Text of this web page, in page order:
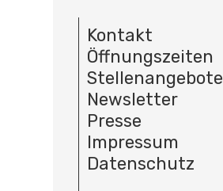
Kontakt
Öffnungszeiten
Stellenangebote
Newsletter
Presse
Impressum
Datenschutz